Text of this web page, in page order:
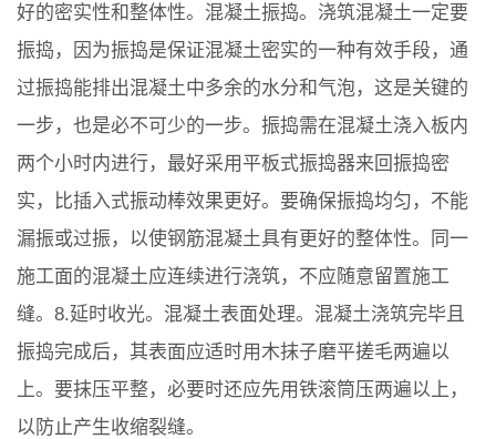
好的密实性和整体性。混凝土振捣。浇筑混凝土一定要
振捣，因为振捣是保证混凝土密实的一种有效手段，通
过振捣能排出混凝土中多余的水分和气泡，这是关键的
一步，也是必不可少的一步。振捣需在混凝土浇入板内
两个小时内进行，最好采用平板式振捣器来回振捣密
实，比插入式振动棒效果更好。要确保振捣均匀，不能
漏振或过振，以使钢筋混凝土具有更好的整体性。同一
施工面的混凝土应连续进行浇筑，不应随意留置施工
缝。8.延时收光。混凝土表面处理。混凝土浇筑完毕且
振捣完成后，其表面应适时用木抹子磨平搓毛两遍以
上。要抹压平整，必要时还应先用铁滚筒压两遍以上，
以防止产生收缩裂缝。